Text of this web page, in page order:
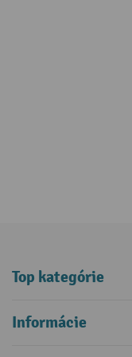
Top kategórie
Informácie